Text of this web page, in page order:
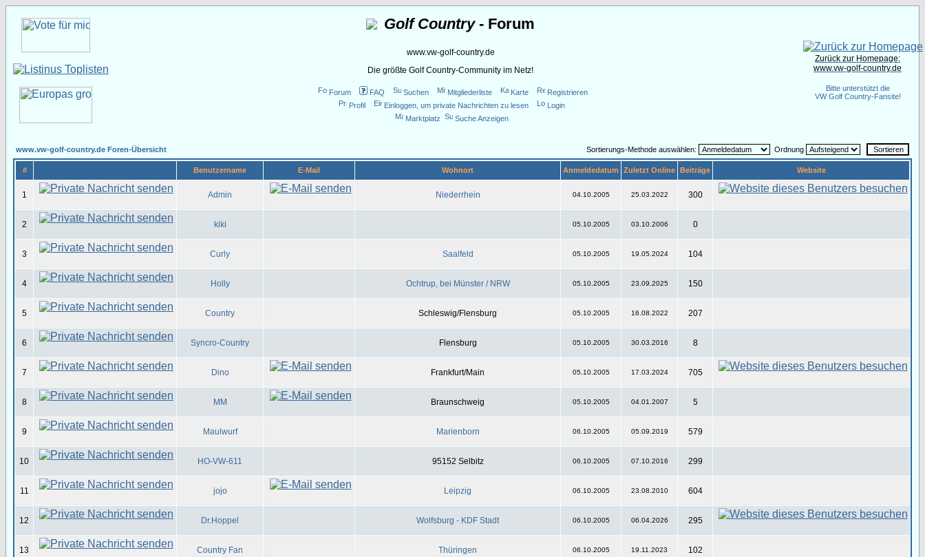
Golf Country- Forum
www.vw-golf-country.de
Die größte Golf Country-Community im Netz!
Forum FAQ Suchen Mitgliederliste Karte
Registrieren
Profil
Einloggen, um private Nachrichten zu lesen
Login
Marktplatz
Suche Anzeigen
Zurück zur Homepage:
www.vw-golf-country.de
Bitte unterstützt die
VW Golf Country-Fansite!
www.vw-golf-country.de Foren-Übersicht Sortierungs-Methode auswählen: Ordnung
# Benutzername E-Mail Wohnort Anmeldedatum Zuletzt Online Beiträge Website
1 Admin Niederrhein 04.10.2005 25.03.2022 300
2 kiki 05.10.2005 03.10.2006 0
3 Curly Saalfeld 05.10.2005 19.05.2024 104
4 Holly Ochtrup, bei Münster / NRW 05.10.2005 23.09.2025 150
5 Country Schleswig/Flensburg 05.10.2005 16.08.2022 207
6 Syncro-Country Flensburg 05.10.2005 30.03.2016 8
7 Dino Frankfurt/Main 05.10.2005 17.03.2024 705
8 MM Braunschweig 05.10.2005 04.01.2007 5
9 Maulwurf Marienborn 06.10.2005 05.09.2019 579
10 HO-VW-611 95152 Selbitz 06.10.2005 07.10.2016 299
11 jojo Leipzig 06.10.2005 23.08.2010 604
12 Dr.Hoppel Wolfsburg - KDF Stadt 06.10.2005 06.04.2026 295
13 Country Fan Thüringen 06.10.2005 19.11.2023 102